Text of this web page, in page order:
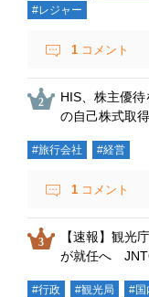
#レジャー
1 コメント
HIS、株主優
の自己株式取
#旅行会社 #経営
1 コメント
【速報】観光
が就任へ
#行政 #観光局 #国